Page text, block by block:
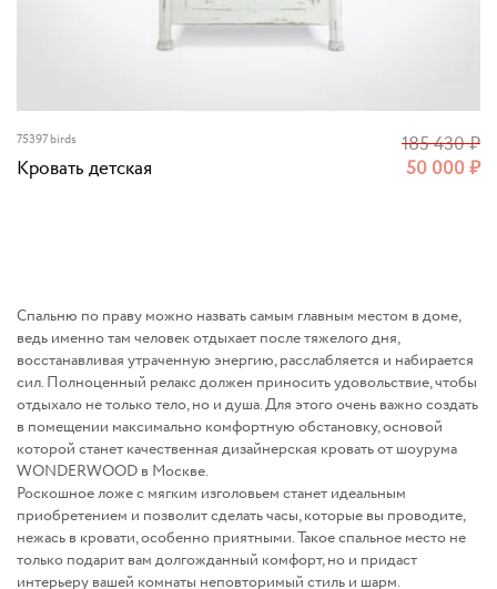
75397 birds
Кровать детская 50 000₽
185 430₽
Спальню по праву можно назвать самым главным местом в доме,
ведь именно там человек отдыхает после тяжелого дня,
восстанавливая утраченную энергию, расслабляется и набирается
сил. Полноценный релакс должен приносить удовольствие, чтобы
отдыхало не только тело, но и душа. Для этого очень важно создать
в помещении максимально комфортную обстановку, основой
которой станет качественная дизайнерская кровать от шоурума
WONDERWOOD в Москве.
Роскошное ложе с мягким изголовьем станет идеальным
приобретением и позволит сделать часы, которые вы проводите,
нежась в кровати, особенно приятными. Такое спальное место не
только подарит вам долгожданный комфорт, но и придаст
интерьеру вашей комнаты неповторимый стиль и шарм.